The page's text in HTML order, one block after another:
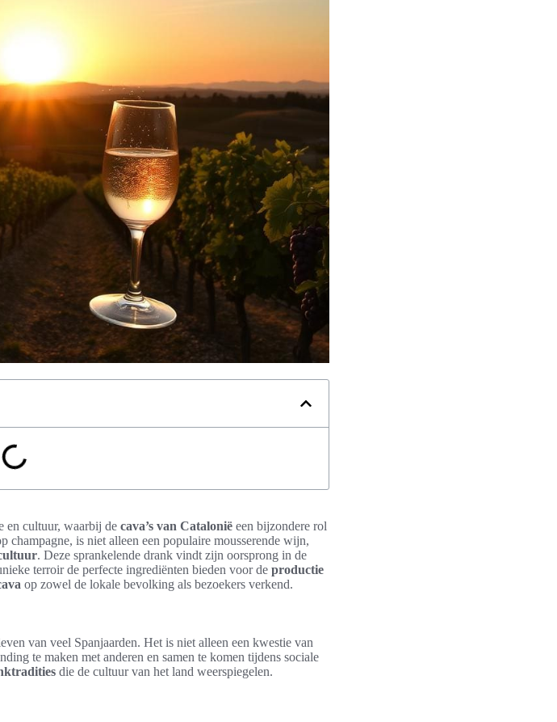
en cultuur, waarbij de cava’s van Catalonië een bijzondere rol
champagne, is niet alleen een populaire mousserende wijn,
. Deze sprankelende drank vindt zijn oorsprong in de
terroir de perfecte ingrediënten bieden voor de productie
op zowel de lokale bevolking als bezoekers verkend.
van veel Spanjaarden. Het is niet alleen een kwestie van
te maken met anderen en samen te komen tijdens sociale
die de cultuur van het land weerspiegelen.